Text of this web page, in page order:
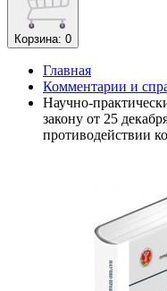
Корзина: 0
Главная
Комментарии и
Научно-
закону от 25
противодействии